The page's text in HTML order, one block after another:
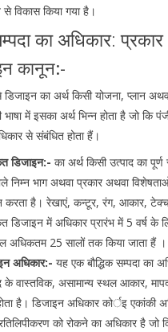
विकास किया गया है।
का अधिकार: प्रकार
कानून:-
डिजाइन का अर्थ किसी योजना, प्लान
भाषा में इसका अर्थ भिन्न होता है जो कि
से संबंधित होता हैं।
डिजाइन:- का अर्थ किसी उत्पाद का
निम्न भाग अथवा प्रकार अथवा
करता है। रेखाएं, कन्टूर, रंग, आकार,
डिजाइन में अधिकार प्रारंभ में 5 वर्ष के
अधिकतम 25 सालों तक किया जाता हैं ।
अधिकार:- यह एक बौद्धिक सम्पदा का
के वास्तविक, असामान्य स्थल आकार,
है। डिजाइन अधिकार कोर्इ एकांकी
को रोकने का अधिकार है जो